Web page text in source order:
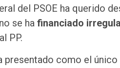
del PSOE ha querido
se ha financiado
PP.
presentado como el